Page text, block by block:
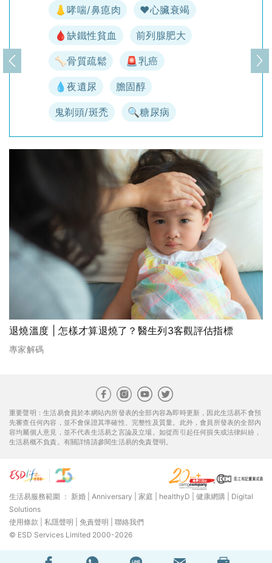
👃哮喘/鼻瘜肉 ♥️心臟衰竭
🩸缺鐵性貧血 前列腺肥大
🦴骨質疏鬆 🚨乳癌
💧夜遺尿 膽固醇
鬼剃頭/斑禿 🔍糖尿病
上一頁 下
退燒溫度 | 怎樣才算退燒了？醫生列3客觀評估指標
專家解碼
重要聲明：生活易會員於本網站內所發表的全部內容為即時更新，因此生活易不會預
先審查任何內容，並不會保證其準確性、完整性及質量。此外，會員所發表的全部內
容均屬個人意見，並不代表生活易之言論及立場。如從而引起任何損失或法律糾紛，
生活易概不負責。有關詳情請參閱生活易的免責聲明。
生活易服務範圍 ： 新婚 Anniversary 家庭 healthyD 健康網購
Digital
Solutions
使用條款
私隱聲明 免責聲明
聯絡我們
© ESD Services Limited 2000-2026